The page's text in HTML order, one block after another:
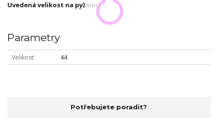
Uvedená velikost na pyžamu:L.
Parametry
Velikost 44
Potřebujete poradit?